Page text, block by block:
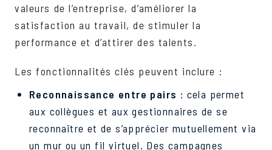
valeurs de l’entreprise, d’améliorer la
satisfaction au travail, de stimuler la
performance et d’attirer des talents.
Les fonctionnalités clés peuvent inclure :
Reconnaissance entre pairs : cela permet
aux collègues et aux gestionnaires de se
reconnaître et de s’apprécier mutuellement via
un mur ou un fil virtuel. Des campagnes